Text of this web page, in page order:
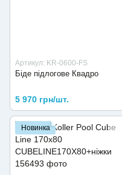
Артикул: KR-0600-FS
Біде підлогове Квадро
5 970 грн/шт.
Новинка